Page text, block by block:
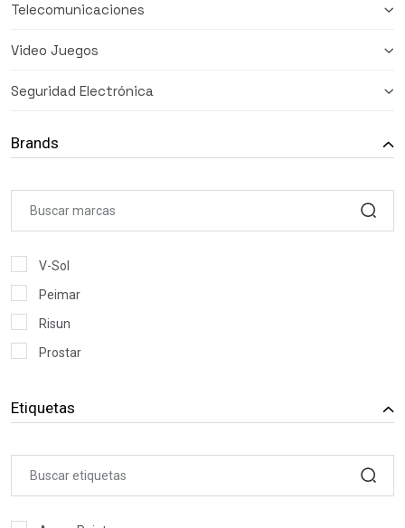
Telecomunicaciones
Video Juegos
Seguridad Electrónica
Brands
V-Sol
Peimar
Risun
Prostar
LENOVO COMPUTERS
DELL COMPUTER
ASUS COMPUTER INTERNACIONAL
Etiquetas